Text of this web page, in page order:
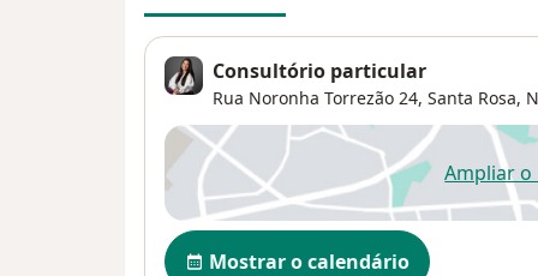
Consultório particular
Rua Noronha Torrezão 24, Santa Rosa,
Ampliar o
Disponibilidade
Mostrar o calendário